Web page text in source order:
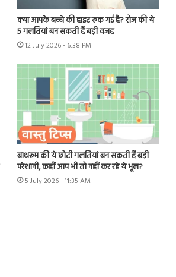
क्या आपके बच्चे की हाइट रुक गई है? रोज की ये
5 गलतियां बन सकती हैं बड़ी वजह
12 July 2026 - 6:38 PM
बाथरूम की ये छोटी गलतियां बन सकती हैं बड़ी
परेशानी, कहीं आप भी तो नहीं कर रहे ये भूल?
5 July 2026 - 11:35 AM